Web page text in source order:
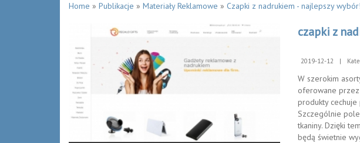
Home » Publikacje » Materiały Reklamowe » Czapki z nadrukiem - najlepszy wybór!
czapki z
2019-12-12 |
W szerokim
oferowane przez
produkty
Szczególnie
tkaniny. Dzięki
będą świetnie